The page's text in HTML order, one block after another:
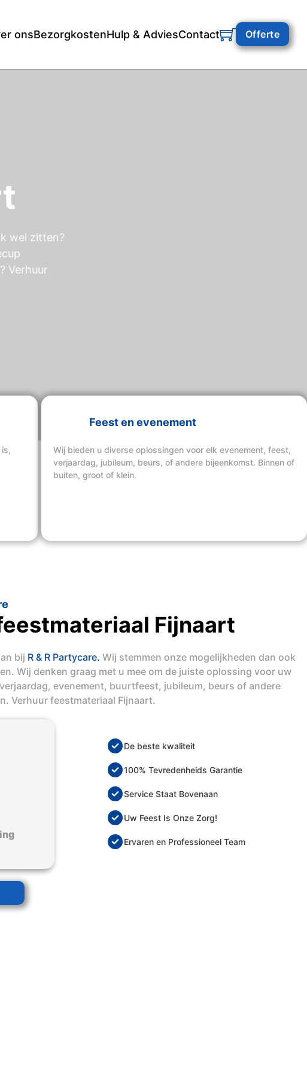
onsBezorgkostenHulp & AdviesContact Offerte
wel zitten?
Verhuur
Feest en evenement
Wij bieden u diverse oplossingen voor elk evenement, feest,
verjaardag, jubileum, beurs, of andere bijeenkomst. Binnen of
buiten, groot of klein.
Fijnaart
bij R & R Partycare. Wij stemmen onze mogelijkheden dan ook
Wij denken graag met u mee om de juiste oplossing voor uw
evenement, buurtfeest, jubileum, beurs of andere
Verhuur feestmateriaal Fijnaart.
De beste kwaliteit
100% Tevredenheids Garantie
Service Staat Bovenaan
Uw Feest Is Onze Zorg!
Ervaren en Professioneel Team